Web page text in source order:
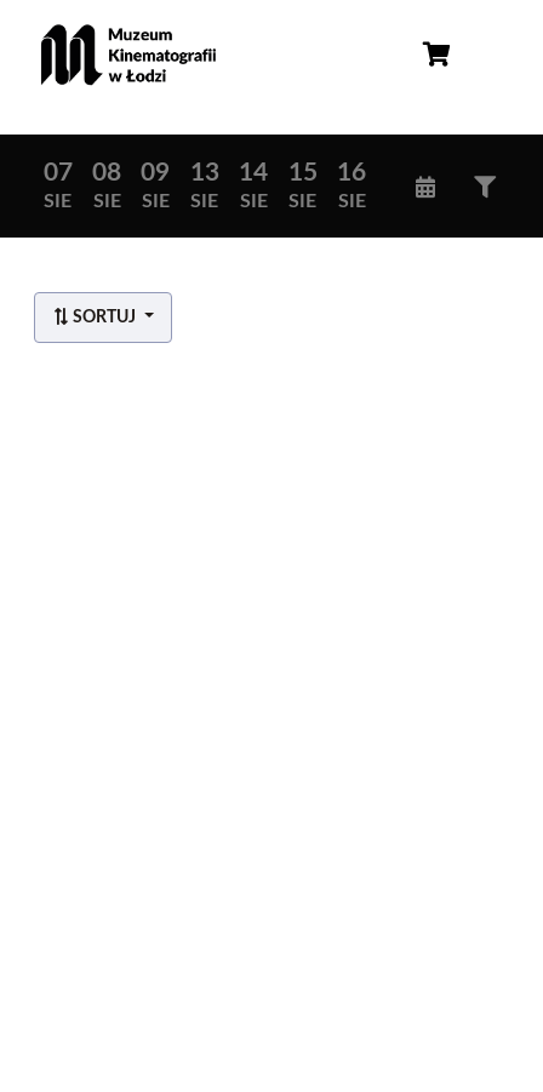
07
SIE
08
SIE
09
SIE
13
SIE
14
SIE
15
SIE
16
SIE
SORTUJ